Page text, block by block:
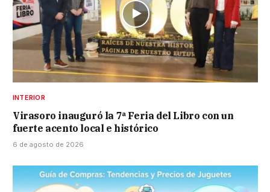
INTERIOR
Virasoro inauguró la 7ª Feria del Libro con un
fuerte acento local e histórico
6 de agosto de 2026